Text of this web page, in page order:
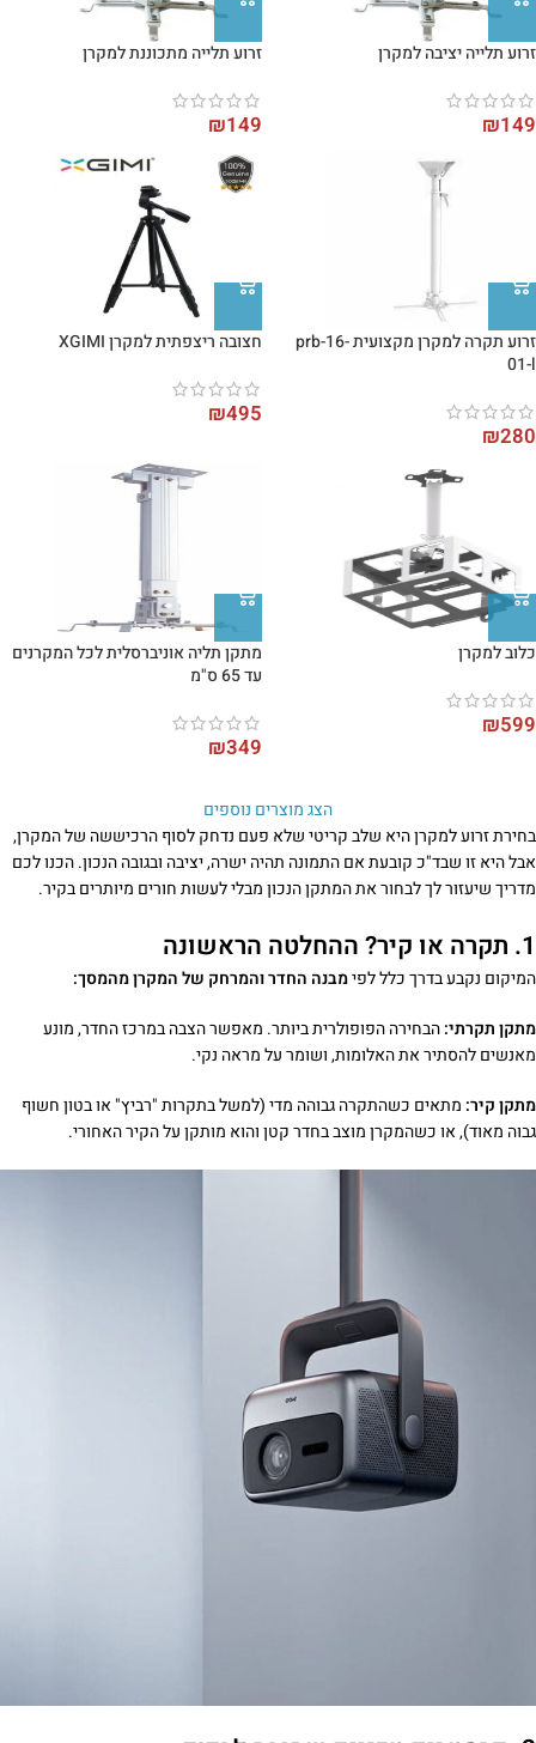
זרוע תלייה יציבה למקרן
₪149
זרוע תלייה מתכוננת למקרן
₪149
זרוע תקרה למקרן מקצועית prb-16-
01-l
₪280
חצובה ריצפתית למקרן XGIMI
₪495
כלוב למקרן
₪599
מתקן תליה אוניברסלית לכל המקרנים
עד 65 ס"מ
₪349
הצג מוצרים נוספים
בחירת זרוע למקרן היא שלב קריטי שלא פעם נדחק לסוף הרכיששה של המקרן,
אבל היא זו שבד"כ קובעת אם התמונה תהיה ישרה, יציבה ובגובה הנכון. הכנו לכם
מדריך שיעזור לך לבחור את המתקן הנכון מבלי לעשות חורים מיותרים בקיר.
1. תקרה או קיר? ההחלטה הראשונה
המיקום נקבע בדרך כלל לפימבנה החדר והמרחק של המקרן מהמסך:
מתקן תקרתי:הבחירה הפופולרית ביותר. מאפשר הצבה במרכז החדר, מונע
מאנשים להסתיר את האלומות, ושומר על מראה נקי.
מתקן קיר: מתאים כשהתקרה גבוהה מדי (למשל בתקרות "רביץ" או בטון חשוף
גבוה מאוד), או כשהמקרן מוצב בחדר קטן והוא מותקן על הקיר האחורי.